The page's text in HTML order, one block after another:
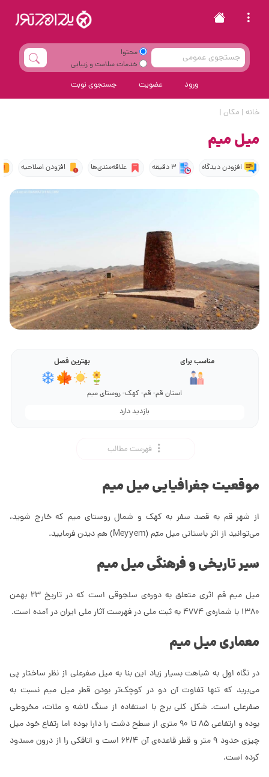
محتوا
خدمات سلامت و زیبایی
ورود عضویت جستجوی نوبت
خانه | مکان |
میل میم
افزودن دیدگاه 3 دقیقه علاقه‌مندی‌ها افزودن اصلاحیه
مناسب برای بهترین فصل
استان قم- قم- کهک- روستای میم
بازدید دارد
فهرست مطالب
موقعیت جغرافیایی میل میم
از شهر قم به قصد سفر به کهک و شمال روستای میم که خارج شوید،
می‌توانید از اثر باستانی میل میّم (Meyyem) هم دیدن فرمایید.
سیر تاریخی و فرهنگی میل میم
میل میم قم اثری متعلق به دوره‌ی سلجوقی است که در تاریخ 23 بهمن
1380 با شماره‌ی 4774 به ثبت ملی در فهرست آثار ملی ایران در آمده است.
معماری میل میم
در نگاه اول به شباهت بسیار زیاد این بنا به میل صفرعلی از نظر ساختار پی
می‌برید که تنها تفاوت آن دو در کوچک‌تر بودن قطر میل میم نسبت به
صفرعلی است. شکل کلی برج با استفاده از سنگ لاشه و ملات، مخروطی
بوده و ارتفاعی 85 تا 90 متری از سطح دشت را دارا بوده اما رتفاع خود میل
چیزی حدود 9 متر و قطر قاعده‌ی آن 62/4 است و اتاقکی را از درون مسدود
کرده است.